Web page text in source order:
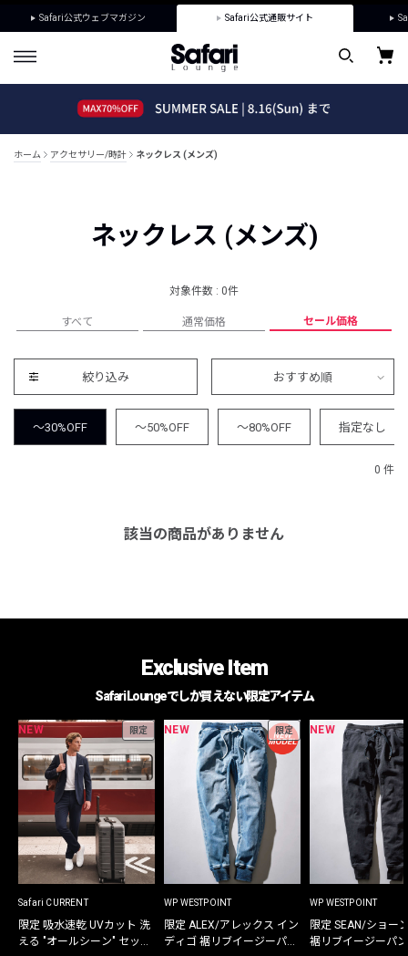
Safari公式ウェブマガジン Safari公式通販サイト
ホーム アクセサリー/時計 ネックレス (メンズ)
ネックレス (メンズ)
対象件数 : 0件
すべて 通常価格 セール価格
絞り込み おすすめ順
～30%OFF ～50%OFF ～80%OFF 指定なし
0 件
該当の商品がありません
Exclusive Item
Safari Loungeでしか買えない限定アイテム
NEW 限定
Safari CURRENT
限定 吸水速乾 UVカット 洗
える "オールシーン" セット
NEW 限定
WP WESTPOINT
限定 ALEX/アレックス イン
ディゴ 裾リブイージーパン
NEW
WP WESTPOINT
限定 SEAN/ショー
裾リブイージーパ